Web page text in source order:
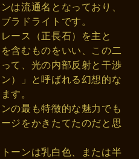
は流通名となっており、
ラドライトです。
ース（正長石）を主と
含むものをいい、この二
て、光の内部反射と干渉
）」と呼ばれる幻想的な
す。
の最も特徴的な魅力でも
ジをかきたてたのだと思
ーンは乳白色、または半